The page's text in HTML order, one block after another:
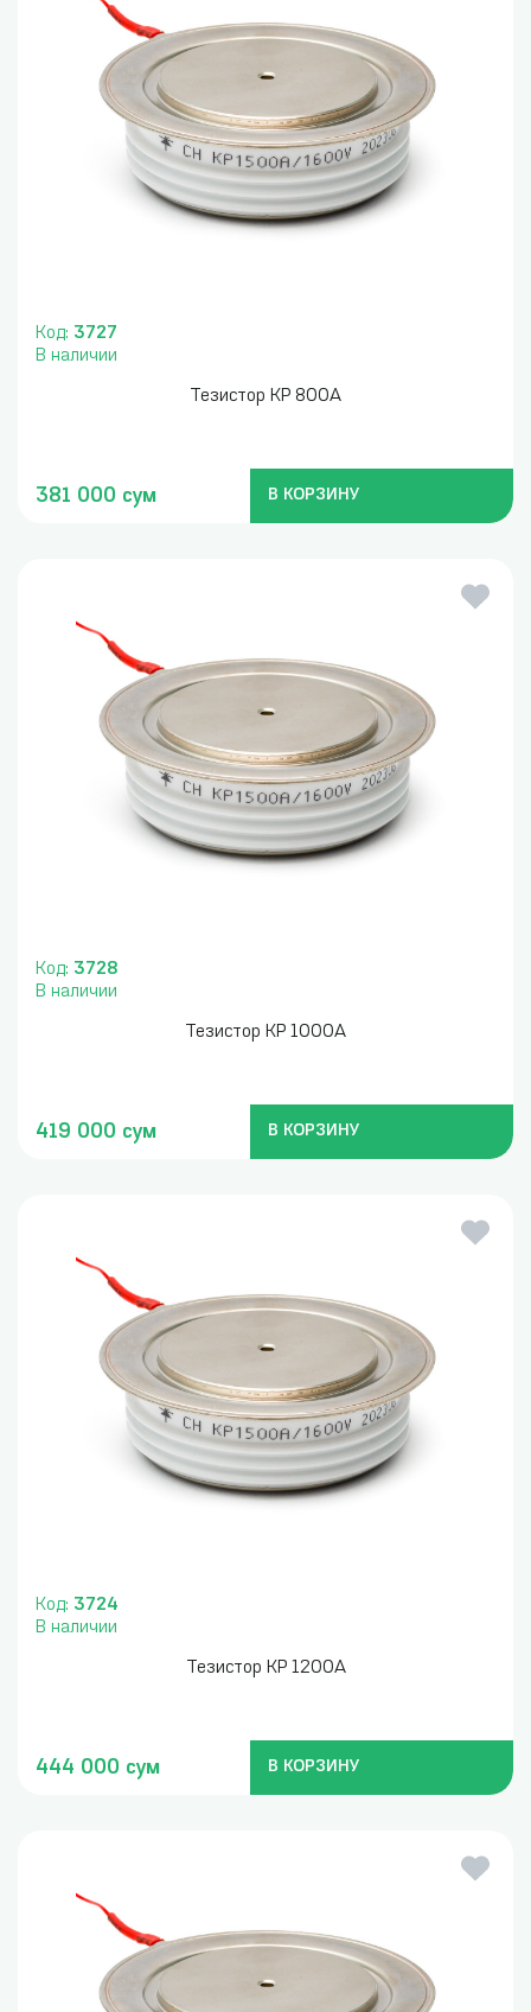
Код: 3727
В наличии
Тезистор KP 800A
381 000 сум В КОРЗИНУ
Код: 3728
В наличии
Тезистор KP 1000A
419 000 сум В КОРЗИНУ
Код: 3724
В наличии
Тезистор KP 1200A
444 000 сум В КОРЗИНУ